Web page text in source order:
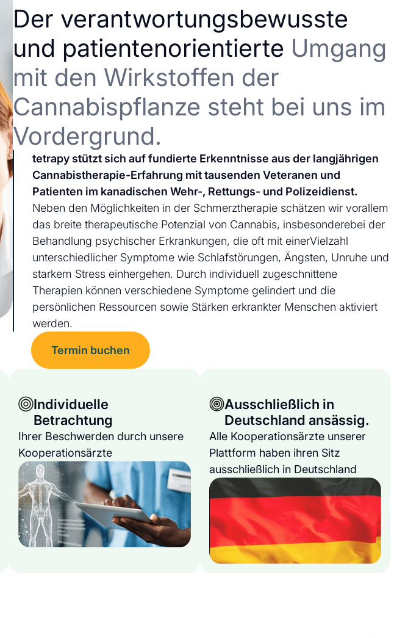
Der verantwortungsbewusste
und patientenorientierte Umgang
mit den Wirkstoffen der
Cannabispflanze steht bei uns im
Vordergrund.
tetrapy stützt sich auf fundierte Erkenntnisse aus der langjährigen
Cannabistherapie-Erfahrung mit tausenden Veteranen und
Patienten im kanadischen Wehr-, Rettungs- und Polizeidienst.
Neben den Möglichkeiten in der Schmerztherapie schätzen wir vorallem
das breite therapeutische Potenzial von Cannabis, insbesonderebei der
Behandlung psychischer Erkrankungen, die oft mit einerVielzahl
unterschiedlicher Symptome wie Schlafstörungen, Ängsten, Unruhe und
starkem Stress einhergehen. Durch individuell zugeschnittene
Therapien können verschiedene Symptome gelindert und die
persönlichen Ressourcen sowie Stärken erkrankter Menschen aktiviert
werden.
Termin buchen
Individuelle
Betrachtung
Ihrer Beschwerden durch unsere
Kooperationsärzte
Ausschließlich in
Deutschland ansässig.
Alle Kooperationsärzte unserer
Plattform haben ihren Sitz
ausschließlich in Deutschland